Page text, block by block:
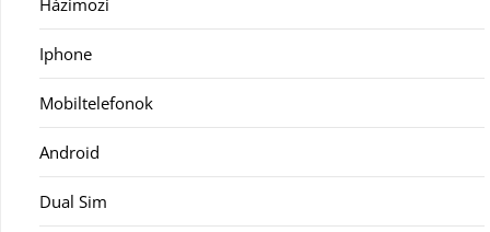
Házimozi
Iphone
Mobiltelefonok
Android
Dual Sim